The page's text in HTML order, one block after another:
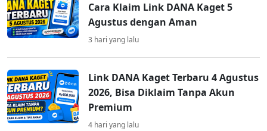
Cara Klaim Link DANA Kaget 5
Agustus dengan Aman
3 hari yang lalu
Link DANA Kaget Terbaru 4 Agustus
2026, Bisa Diklaim Tanpa Akun
Premium
4 hari yang lalu